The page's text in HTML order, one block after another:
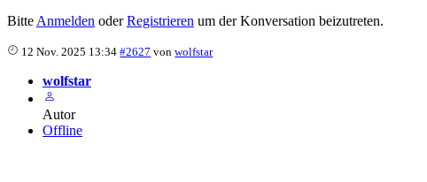
BitteAnmelden oderRegistrieren um der Konversation beizutreten.
12 Nov. 2025 13:34 #2627 vonwolfstar
wolfstar
Autor
Offline